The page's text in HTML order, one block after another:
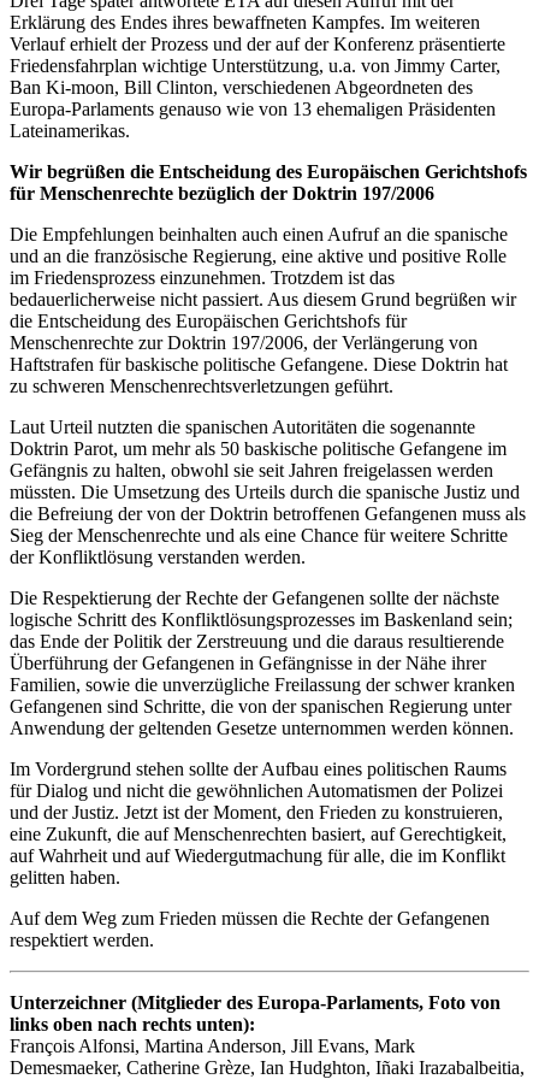
Erklärung des Endes ihres bewaffneten Kampfes. Im weiteren
Verlauf erhielt der Prozess und der auf der Konferenz präsentierte
Friedensfahrplan wichtige Unterstützung, u.a. von Jimmy Carter,
Ban Ki-moon, Bill Clinton, verschiedenen Abgeordneten des
Europa-Parlaments genauso wie von 13 ehemaligen Präsidenten
Lateinamerikas.
Wir begrüßen die Entscheidung des Europäischen Gerichtshofs
für Menschenrechte bezüglich der Doktrin 197/2006
Die Empfehlungen beinhalten auch einen Aufruf an die spanische
und an die französische Regierung, eine aktive und positive Rolle
im Friedensprozess einzunehmen. Trotzdem ist das
bedauerlicherweise nicht passiert. Aus diesem Grund begrüßen wir
die Entscheidung des Europäischen Gerichtshofs für
Menschenrechte zur Doktrin 197/2006, der Verlängerung von
Haftstrafen für baskische politische Gefangene. Diese Doktrin hat
zu schweren Menschenrechtsverletzungen geführt.
Laut Urteil nutzten die spanischen Autoritäten die sogenannte
Doktrin Parot, um mehr als 50 baskische politische Gefangene im
Gefängnis zu halten, obwohl sie seit Jahren freigelassen werden
müssten. Die Umsetzung des Urteils durch die spanische Justiz und
die Befreiung der von der Doktrin betroffenen Gefangenen muss als
Sieg der Menschenrechte und als eine Chance für weitere Schritte
der Konfliktlösung verstanden werden.
Die Respektierung der Rechte der Gefangenen sollte der nächste
logische Schritt des Konfliktlösungsprozesses im Baskenland sein;
das Ende der Politik der Zerstreuung und die daraus resultierende
Überführung der Gefangenen in Gefängnisse in der Nähe ihrer
Familien, sowie die unverzügliche Freilassung der schwer kranken
Gefangenen sind Schritte, die von der spanischen Regierung unter
Anwendung der geltenden Gesetze unternommen werden können.
Im Vordergrund stehen sollte der Aufbau eines politischen Raums
für Dialog und nicht die gewöhnlichen Automatismen der Polizei
und der Justiz. Jetzt ist der Moment, den Frieden zu konstruieren,
eine Zukunft, die auf Menschenrechten basiert, auf Gerechtigkeit,
auf Wahrheit und auf Wiedergutmachung für alle, die im Konflikt
gelitten haben.
Auf dem Weg zum Frieden müssen die Rechte der Gefangenen
respektiert werden.
Unterzeichner (Mitglieder des Europa-Parlaments, Foto von
links oben nach rechts unten):
François Alfonsi, Martina Anderson, Jill Evans, Mark
Demesmaeker, Catherine Grèze, Ian Hudghton, Iñaki Irazabalbeitia,